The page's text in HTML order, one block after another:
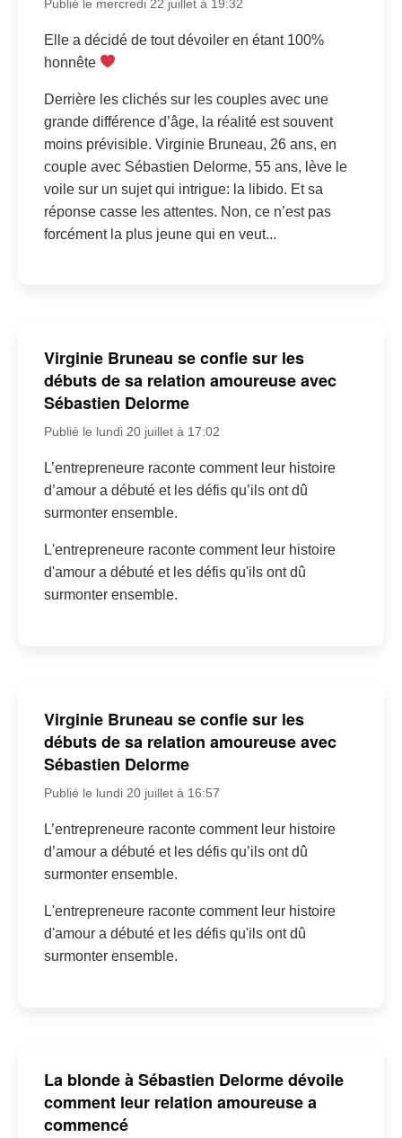
Publié le mercredi 22 juillet à 19:32
Elle a décidé de tout dévoiler en étant 100%
honnête
Derrière les clichés sur les couples avec une
grande différence d’âge, la réalité est souvent
moins prévisible. Virginie Bruneau, 26 ans, en
couple avec Sébastien Delorme, 55 ans, lève le
voile sur un sujet qui intrigue: la libido. Et sa
réponse casse les attentes. Non, ce n’est pas
forcément la plus jeune qui en veut...
Virginie Bruneau se confie sur les
débuts de sa relation amoureuse avec
Sébastien Delorme
Publié le lundi 20 juillet à 17:02
L’entrepreneure raconte comment leur histoire
d’amour a débuté et les défis qu’ils ont dû
surmonter ensemble.
L'entrepreneure raconte comment leur histoire
d'amour a débuté et les défis qu'ils ont dû
surmonter ensemble.
Virginie Bruneau se confie sur les
débuts de sa relation amoureuse avec
Sébastien Delorme
Publié le lundi 20 juillet à 16:57
L’entrepreneure raconte comment leur histoire
d’amour a débuté et les défis qu’ils ont dû
surmonter ensemble.
L'entrepreneure raconte comment leur histoire
d'amour a débuté et les défis qu'ils ont dû
surmonter ensemble.
La blonde à Sébastien Delorme dévoile
comment leur relation amoureuse a
commencé